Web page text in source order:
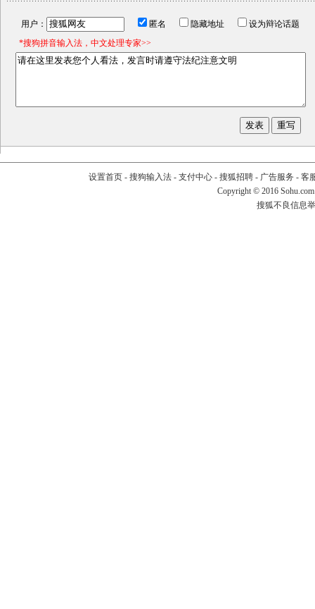
用户： 匿名 隐藏地址
设为辩论话题
*搜狗拼音输入法，中文处理专家>>
设置首页- 搜狗输入法- 支付中心- 搜狐招聘- 广告服务 - 客
Copyright © 2016
搜狐不良信息